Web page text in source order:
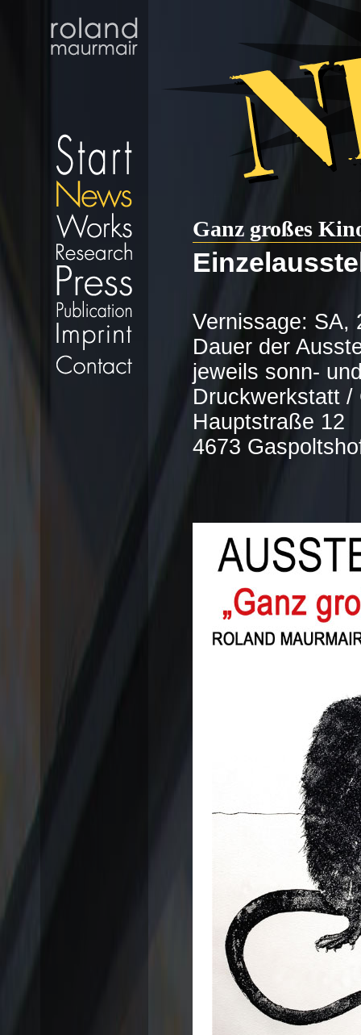
Ganz großes
Vernissage: SA,
Dauer der
jeweils sonn-
Druckwerkstatt /
Hauptstraße 12
4673